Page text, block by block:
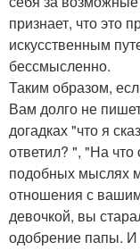
признает, что это
искусственным
бессмысленно.
Таким образом,
Вам долго не
догадках "что я
ответил? ", "На
подобных мыслях
отношения с
девочкой, вы
одобрение папы. И